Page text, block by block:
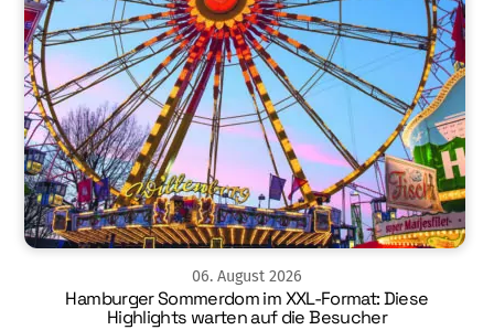
06. August 2026
Hamburger Sommerdom im XXL-Format: Diese
Highlights warten auf die Besucher